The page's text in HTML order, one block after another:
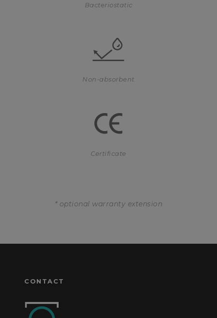
Bacteriostatic
Non-absorbent
Certificate
* optional warranty extension
CONTACT